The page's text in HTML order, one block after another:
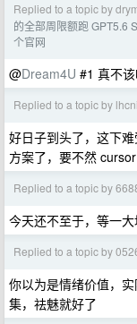
Replied to a topic by
的全部周限额跑 GPT5.6
个官网
@Dream4U #1 真不
Replied to a topic by
好日子到头了，这下
方案了，要不然
Replied to a topic by
今天还不至于，等一
Replied to a topic by
你以为是情绪价值，
集，祛魅就好了